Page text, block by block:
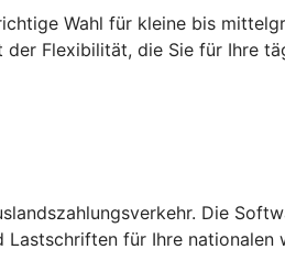
Wahl für kleine bis
Flexibilität, die Sie für Ihre
Die
Lastschriften für Ihre